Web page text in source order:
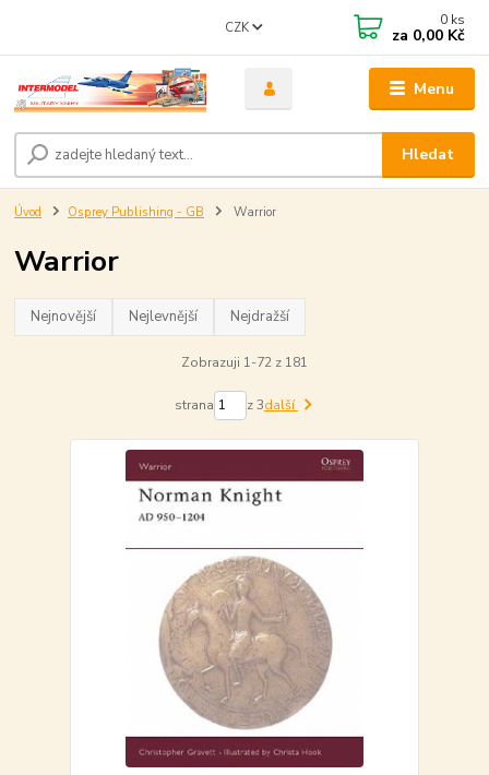
Menu
CZK
Hledat
0 ks
za 0,00 Kč
Úvod Osprey Publishing - GB Warrior
Warrior
Nejnovější Nejlevnější Nejdražší
Zobrazuji 1-72 z 181
strana z 3další